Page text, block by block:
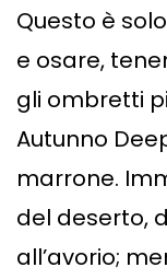
Questo è
e osare,
gli ombretti
Autunno
marrone.
del deserto,
all’avorio;